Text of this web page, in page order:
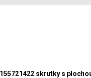
skrutky s